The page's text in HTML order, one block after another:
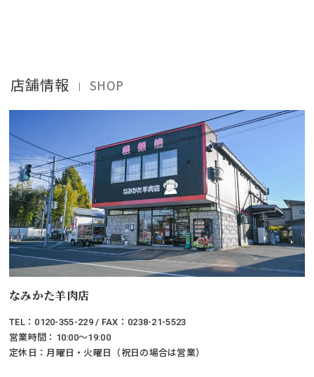
店舗情報 ｜ SHOP
なみかた羊肉店
TEL：0120-355-229 / FAX：0238-21-5523
営業時間：10:00～19:00
定休日：月曜日・火曜日（祝日の場合は営業）